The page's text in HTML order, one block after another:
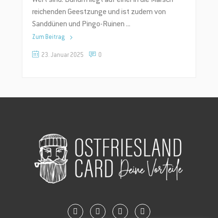
reichenden Geestzunge und ist zudem von
Sanddünen und Pingo-Ruinen
Zum Beitrag
23. Januar 2025 0